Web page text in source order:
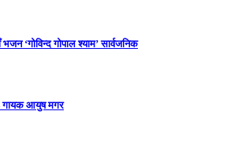
‘गोविन्द गोपाल श्याम’ सार्वजनिक
गायक आयुष मगर